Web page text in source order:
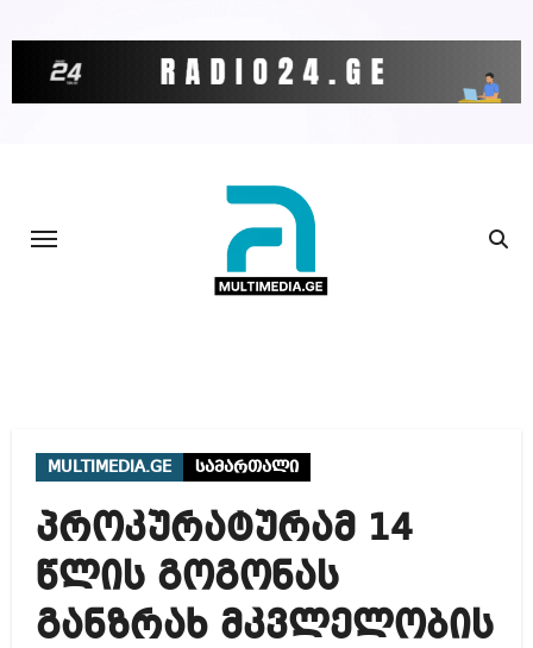
content
MULTIMEDIA.GE სამართალი
პროკურატურამ 14
წლის გოგონას
განზრახ მკვლელობის